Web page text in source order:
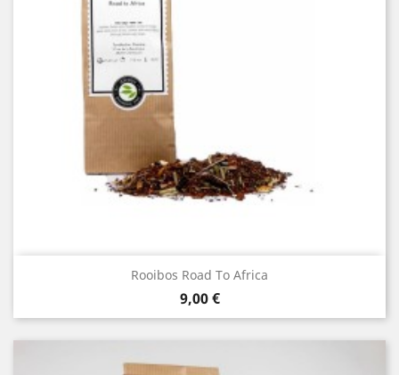
Rooibos Road To Africa
Prix
9,00 €